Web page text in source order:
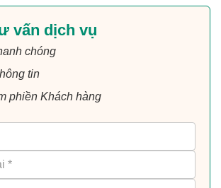
vấn dịch vụ
chóng
tin
phiền Khách hàng